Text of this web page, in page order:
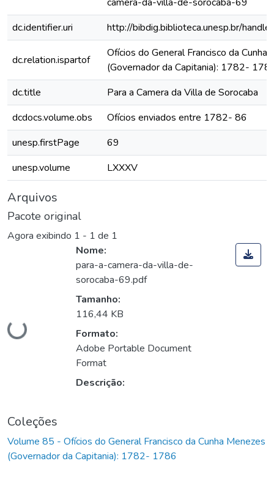
dc.identifier.uri
http://bibdig.biblioteca.unesp.br/
dc.relation.ispartof
Ofícios do General Francisco da Cunha
(Governador da Capitania): 1782-
dc.title
Para a Camera da Villa de Sorocaba
dcdocs.volume.obs
Ofícios enviados entre 1782- 86
unesp.firstPage
69
unesp.volume
LXXXV
Arquivos
Pacote original
Agora exibindo 1 - 1 de 1
Carregando...
Nome:
para-a-camera-da-villa-de-
sorocaba-69.pdf
Tamanho:
116,44 KB
Formato:
Adobe Portable Document
Format
Descrição:
Coleções
Volume 85 - Ofícios do General Francisco da Cunha Menezes
(Governador da Capitania): 1782- 1786